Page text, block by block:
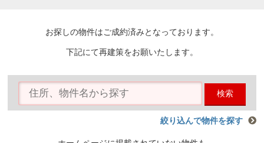
お探しの物件はご成約済みとなっております。
下記にて再建策をお願いたします。
検索
絞り込んで物件を探す